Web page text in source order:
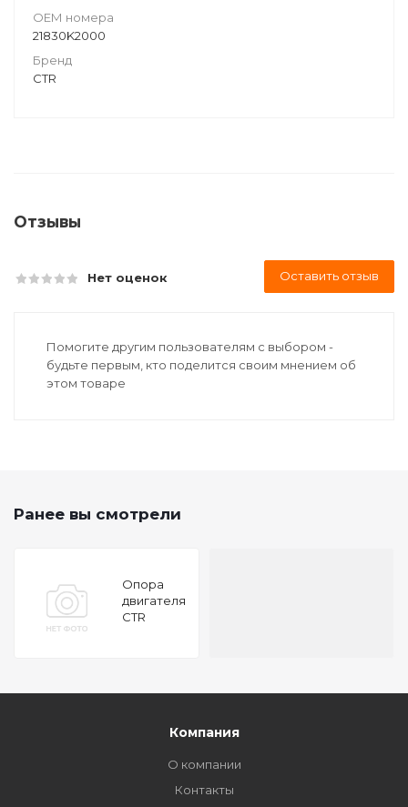
ОЕМ номера
21830K2000
Бренд
CTR
Отзывы
Нет оценок Оставить отзыв
Помогите другим пользователям с выбором -
будьте первым, кто поделится своим мнением об
этом товаре
Ранее вы смотрели
Опора
двигателя
CTR
Компания
О компании
Контакты